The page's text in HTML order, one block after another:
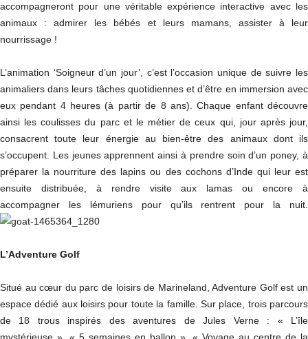
accompagneront pour une véritable expérience interactive avec les
animaux : admirer les bébés et leurs mamans, assister à leur
nourrissage !
L’animation ‘Soigneur d’un jour’, c’est l’occasion unique de suivre les
animaliers dans leurs tâches quotidiennes et d’être en immersion avec
eux pendant 4 heures (à partir de 8 ans). Chaque enfant découvre
ainsi les coulisses du parc et le métier de ceux qui, jour après jour,
consacrent toute leur énergie au bien-être des animaux dont ils
s’occupent. Les jeunes apprennent ainsi à prendre soin d’un poney, à
préparer la nourriture des lapins ou des cochons d’Inde qui leur est
ensuite distribuée, à rendre visite aux lamas ou encore à
accompagner les lémuriens pour qu’ils rentrent pour la nuit.
L’Adventure Golf
Situé au cœur du parc de loisirs de Marineland, Adventure Golf est un
espace dédié aux loisirs pour toute la famille. Sur place, trois parcours
de 18 trous inspirés des aventures de Jules Verne : « L’île